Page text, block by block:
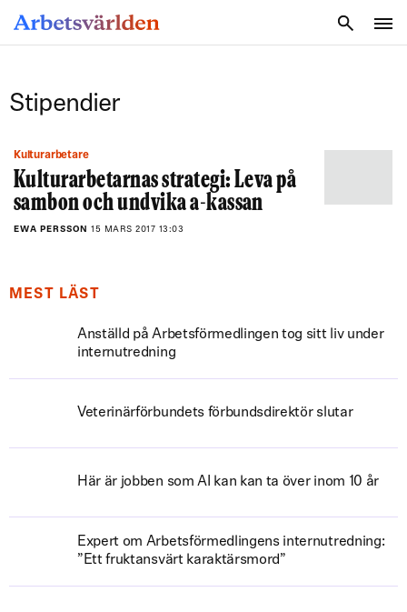
Stipendier
Kulturarbetare
Kulturarbetarnas strategi: Leva på
sambon och undvika a-kassan
EWA PERSSON 15 MARS 2017 13:03
MEST LÄST
Anställd på Arbetsförmedlingen tog sitt liv under
internutredning
Veterinärförbundets förbundsdirektör slutar
Här är jobben som AI kan kan ta över inom 10 år
Expert om Arbetsförmedlingens internutredning:
”Ett fruktansvärt karaktärsmord”